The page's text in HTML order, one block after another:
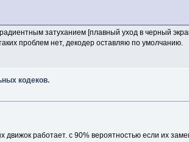
затуханием [плавный уход в черный
проблем нет, декодер оставляю по умолчанию.
кодеков.
движок работает. с 90% вероятностью если их